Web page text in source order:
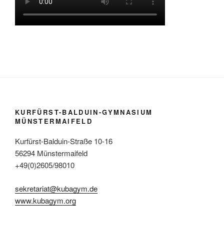
KURFÜRST-BALDUIN-GYMNASIUM
MÜNSTERMAIFELD
Kurfürst-Balduin-Straße 10-16
56294 Münstermaifeld
+49(0)2605/98010
sekretariat@kubagym.de
www.kubagym.org